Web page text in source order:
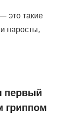
это такие
наросты,
первый
гриппом